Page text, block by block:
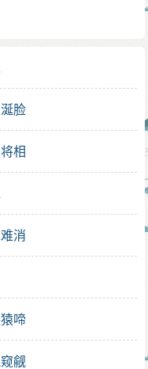
脸
相
消
啼
觎